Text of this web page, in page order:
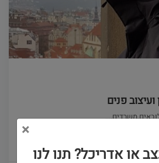
פנים
×
או אדריכל? תנו לנו